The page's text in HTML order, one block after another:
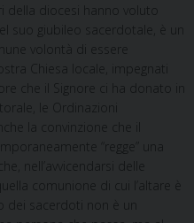
della diocesi hanno voluto
suo giubileo sacerdotale, è un
volontà di essere
Chiesa locale, impegnati
che il Signore ci ha donato in
le Ordinazioni
la convinzione che il
“regge” una
nell’avvicendarsi delle
comunione di cui l’altare è
dei sacerdoti non è un